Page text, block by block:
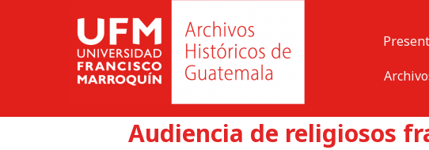
Audiencia de religiosos